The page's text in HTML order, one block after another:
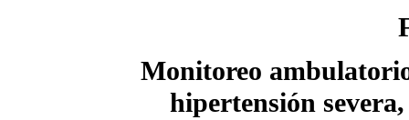
Monitoreo
hipertensión